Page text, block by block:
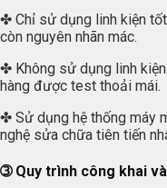
✤ Chỉ sử dụng linh kiện
còn nguyên nhãn mác.
✤ Không sử dụng linh
hàng được test thoải mái.
✤ Sử dụng hệ thống máy
nghệ sửa chữa tiên tiến
➂ Quy trình công khai